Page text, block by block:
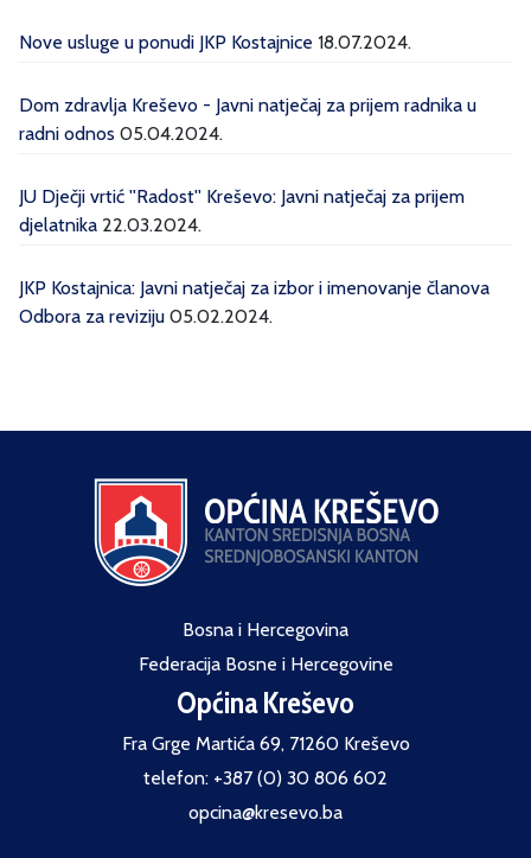
Nove usluge u ponudi JKP Kostajnice 18.07.2024.
Dom zdravlja Kreševo - Javni natječaj za prijem radnika u
radni odnos 05.04.2024.
JU Dječji vrtić ''Radost'' Kreševo: Javni natječaj za prijem
djelatnika 22.03.2024.
JKP Kostajnica: Javni natječaj za izbor i imenovanje članova
Odbora za reviziju 05.02.2024.
Bosna i Hercegovina
Federacija Bosne i Hercegovine
Općina Kreševo
Fra Grge Martića 69, 71260 Kreševo
telefon: +387 (0) 30 806 602
opcina@kresevo.ba